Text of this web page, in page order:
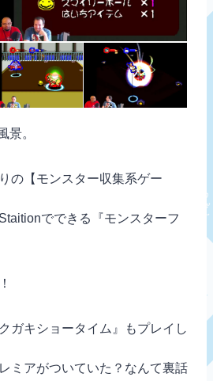
景。
の【モンスター収集系ゲー
でできる『モンスターフ
ガキショータイム』もプレイし
ミアがついていた？なんて裏話